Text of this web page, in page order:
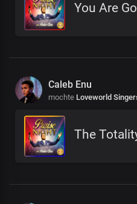
You Are
Caleb Enu
mochte Loveworld
The